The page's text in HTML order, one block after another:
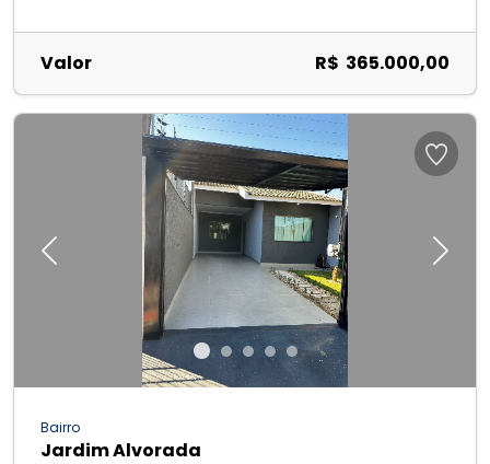
Valor R$ 365.000,00
Previous Next
Bairro
Jardim Alvorada